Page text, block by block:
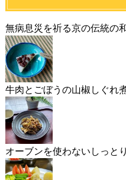
無病息災を祈る京の伝統の
牛肉とごぼうの山椒しぐれ
オーブンを使わないしっと